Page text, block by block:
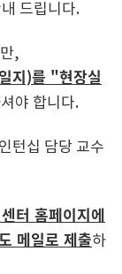
드립니다.
,
지)를 "현장실
야 합니다.
턴십 담당 교수
터 홈페이지에
메일로 제출하